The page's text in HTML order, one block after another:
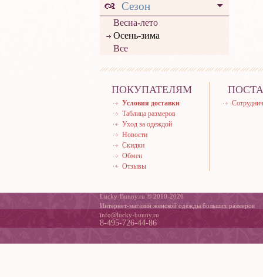
Сезон
Весна-лето
Осень-зима
Все
ПОКУПАТЕЛЯМ
Условия доставки
Таблица размеров
Уход за одеждой
Новости
Скидки
Обмен
Отзывы
Lucky-Bunny.ru © 2010-2026
Интернет-магазин женской одежды больших размеров
info@lucky-bunny.ru
8-495-726-44-86